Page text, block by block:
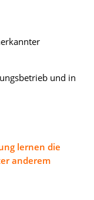
und in
lernen die
anderem